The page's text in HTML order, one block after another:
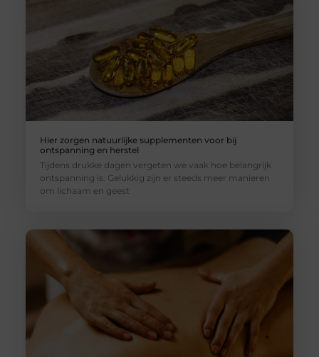
Hier zorgen natuurlijke supplementen voor bij
ontspanning en herstel
Tijdens drukke dagen vergeten we vaak hoe belangrijk
ontspanning is. Gelukkig zijn er steeds meer manieren
om lichaam en geest